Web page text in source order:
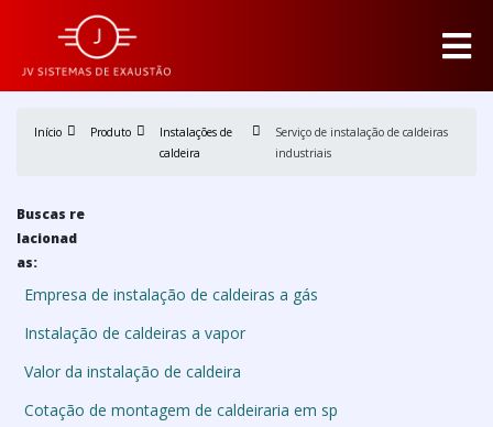
Início Produto
Instalações de
caldeira
Serviço de instalação de caldeiras
industriais
Buscas re
lacionad
as:
Empresa de instalação de caldeiras a gás
Instalação de caldeiras a vapor
Valor da instalação de caldeira
Cotação de montagem de caldeiraria em sp